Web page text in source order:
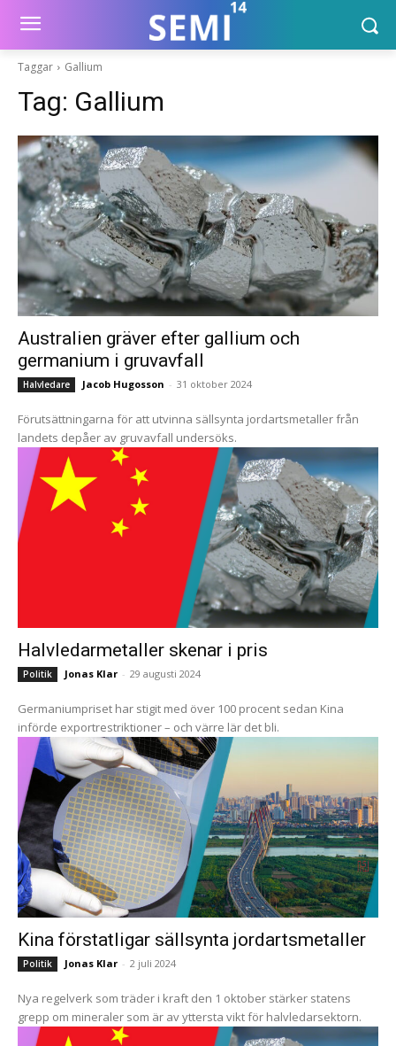
Taggar Gallium
Tag: Gallium
Australien gräver efter gallium och
germanium i gruvavfall
Halvledare Jacob Hugosson - 31 oktober 2024
Förutsättningarna för att utvinna sällsynta jordartsmetaller från
landets depåer av gruvavfall undersöks.
Halvledarmetaller skenar i pris
Politik Jonas Klar - 29 augusti 2024
Germaniumpriset har stigit med över 100 procent sedan Kina
införde exportrestriktioner – och värre lär det bli.
Kina förstatligar sällsynta jordartsmetaller
Politik Jonas Klar - 2 juli 2024
Nya regelverk som träder i kraft den 1 oktober stärker statens
grepp om mineraler som är av yttersta vikt för halvledarsektorn.